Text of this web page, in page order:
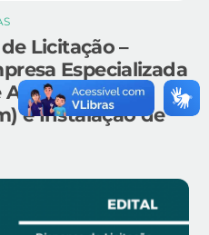
Licitação –
Especializada
Aplicação de
e Instalação de